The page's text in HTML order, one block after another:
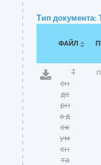
Тип документа:
ФАЙЛ
Т
ен
де
рн
а д
ок
ум
ен
та